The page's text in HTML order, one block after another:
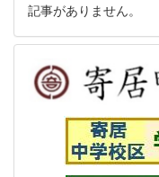
記事がありません。